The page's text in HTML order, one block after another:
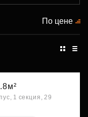
По цене
1 секция, 29